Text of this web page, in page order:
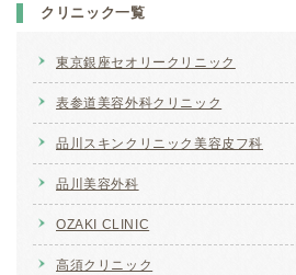
クリニック一覧
東京銀座セオリークリニック
表参道美容外科クリニック
品川スキンクリニック美容皮フ科
品川美容外科
OZAKI CLINIC
高須クリニック